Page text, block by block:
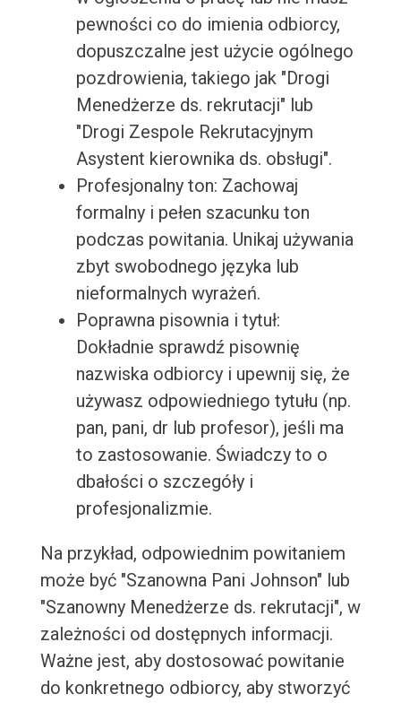
pewności co do imienia odbiorcy,
dopuszczalne jest użycie ogólnego
pozdrowienia, takiego jak "Drogi
Menedżerze ds. rekrutacji" lub
"Drogi Zespole Rekrutacyjnym
Asystent kierownika ds. obsługi".
Profesjonalny ton: Zachowaj
formalny i pełen szacunku ton
podczas powitania. Unikaj używania
zbyt swobodnego języka lub
nieformalnych wyrażeń.
Poprawna pisownia i tytuł:
Dokładnie sprawdź pisownię
nazwiska odbiorcy i upewnij się, że
używasz odpowiedniego tytułu (np.
pan, pani, dr lub profesor), jeśli ma
to zastosowanie. Świadczy to o
dbałości o szczegóły i
profesjonalizmie.
Na przykład, odpowiednim powitaniem
może być "Szanowna Pani Johnson" lub
"Szanowny Menedżerze ds. rekrutacji", w
zależności od dostępnych informacji.
Ważne jest, aby dostosować powitanie
do konkretnego odbiorcy, aby stworzyć